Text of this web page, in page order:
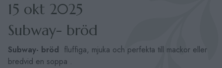
15 okt 2025
Subway- bröd
Subway- bröd fluffiga, mjuka och perfekta till mackor eller
bredvid en soppa .